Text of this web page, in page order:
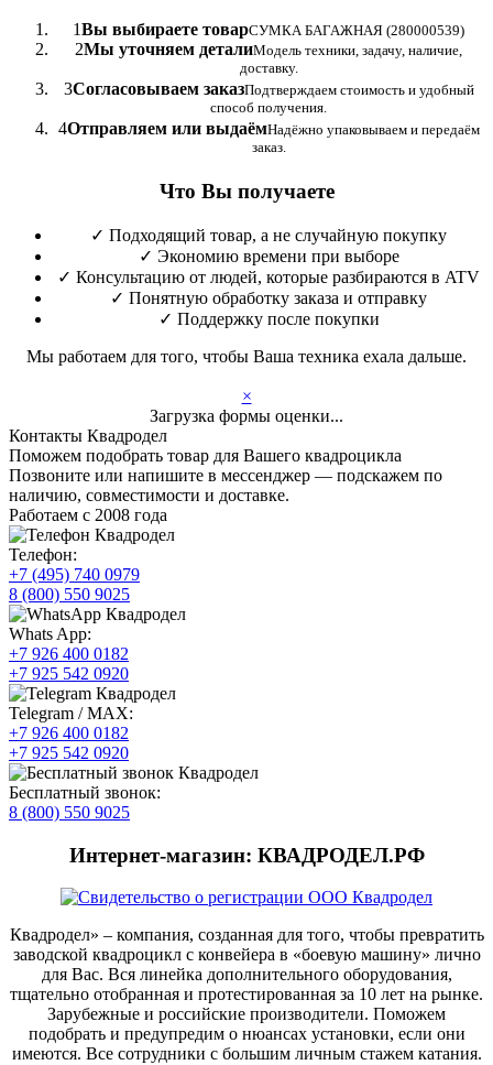
1Вы выбираете товарСУМКА БАГАЖНАЯ (280000539)
2Мы уточняем деталиМодель техники, задачу, наличие,
доставку.
3Согласовываем заказПодтверждаем стоимость и удобный
способ получения.
4Отправляем или выдаёмНадёжно упаковываем и передаём
заказ.
Что Вы получаете
✓ Подходящий товар, а не случайную покупку
✓ Экономию времени при выборе
✓ Консультацию от людей, которые разбираются в ATV
✓ Понятную обработку заказа и отправку
✓ Поддержку после покупки
Мы работаем для того, чтобы Ваша техника ехала дальше.
×
Загрузка формы оценки...
Контакты Квадродел
Поможем подобрать товар для Вашего квадроцикла
Позвоните или напишите в мессенджер — подскажем по
наличию, совместимости и доставке.
Работаем с 2008 года
Телефон:
+7 (495) 740 0979
8 (800) 550 9025
Whats App:
+7 926 400 0182
+7 925 542 0920
Telegram / MAX:
+7 926 400 0182
+7 925 542 0920
Бесплатный звонок:
8 (800) 550 9025
Интернет-магазин: КВАДРОДЕЛ.РФ
Квадродел» – компания, созданная для того, чтобы превратить
заводской квадроцикл с конвейера в «боевую машину» лично
для Вас. Вся линейка дополнительного оборудования,
тщательно отобранная и протестированная за 10 лет на рынке.
Зарубежные и российские производители. Поможем
подобрать и предупредим о нюансах установки, если они
имеются. Все сотрудники с большим личным стажем катания.